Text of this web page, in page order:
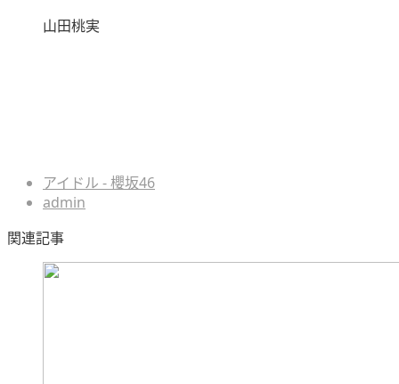
山田桃実
アイドル - 櫻坂46
admin
関連記事